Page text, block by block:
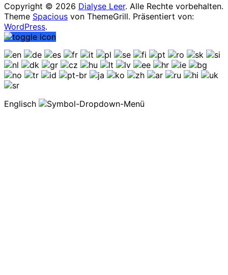
Copyright © 2026 Dialyse Leer. Alle Rechte vorbehalten.
Theme Spacious von ThemeGrill. Präsentiert von:
WordPress.
Englisch